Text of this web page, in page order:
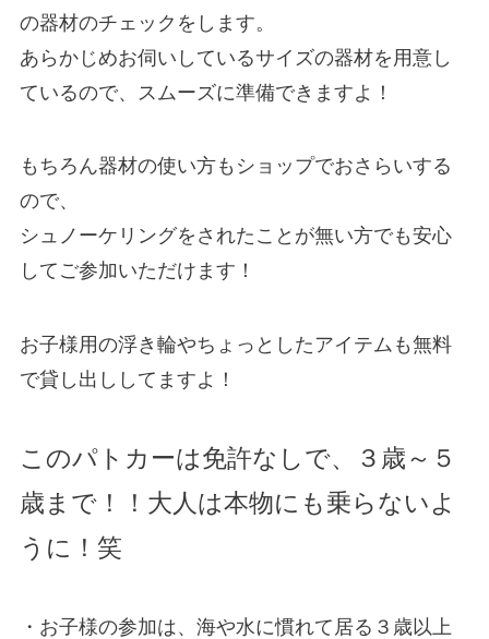
の器材のチェックをします。
あらかじめお伺いしているサイズの器材を用意し
ているので、スムーズに準備できますよ！
もちろん器材の使い方もショップでおさらいする
ので、
シュノーケリングをされたことが無い方でも安心
してご参加いただけます！
お子様用の浮き輪やちょっとしたアイテムも無料
で貸し出ししてますよ！
このパトカーは免許なしで、３歳～５
歳まで！！大人は本物にも乗らないよ
うに！笑
・お子様の参加は、海や水に慣れて居る３歳以上